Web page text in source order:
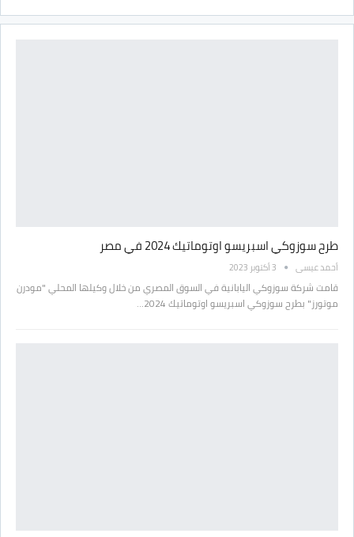
طرح سوزوكي اسبريسو اوتوماتيك 2024 في مصر
أحمد عيسى 3 أكتوبر 2023
قامت شركة سوزوكي اليابانية في السوق المصري من خلال وكيلها المحلي "مودرن
موتورز" بطرح سوزوكي اسبريسو اوتوماتيك 2024…